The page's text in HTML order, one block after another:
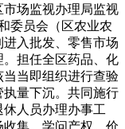
场监视办理局监视
委员会（区农业农
入批发、零售市场
担任全区药品、化
当即组织进行查验
量下沉。共同施行
人员办理办事工
集、学问产权、价